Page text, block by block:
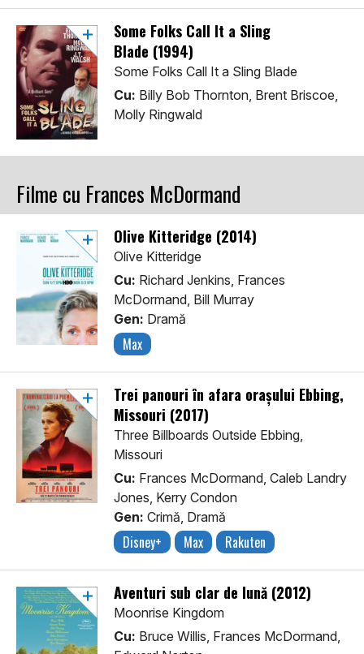
Some Folks Call It a Sling
Blade (1994)
Some Folks Call It a Sling Blade
Cu: Billy Bob Thornton, Brent Briscoe,
Molly Ringwald
Filme cu Frances McDormand
Olive Kitteridge (2014)
Olive Kitteridge
Cu: Richard Jenkins, Frances
McDormand, Bill Murray
Gen: Dramă
Max
Trei panouri în afara orașului Ebbing,
Missouri (2017)
Three Billboards Outside Ebbing,
Missouri
Cu: Frances McDormand, Caleb Landry
Jones, Kerry Condon
Gen: Crimă, Dramă
Disney+ Max Rakuten
Aventuri sub clar de lună (2012)
Moonrise Kingdom
Cu: Bruce Willis, Frances McDormand,